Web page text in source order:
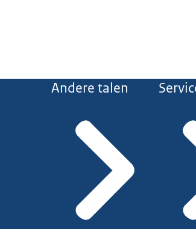
Andere talen